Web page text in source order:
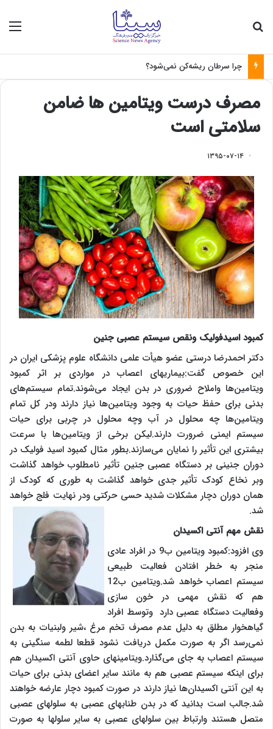
چرا سرطان ریشه‌کن نمی‌شود؟
مصرف درست ویتامین ها ضامن
سلامتی است
۱۳۹۵-۰۷-۱۴
کمبود اسیدفولیک ونقص سیستم عصبی جنین
دکتر احمدرضا درستی عضو هیأت علمی دانشگاه علوم پزشکی ایران در
این خصوص گفت:بیماریهای اعصاب در مواردی بر اثر کمبود
ویتامین‌ها واملاح ضروری در بدن ایجاد می‌شوند.تمام سیستم‌های
بدنی برای حفظ حیات به وجود ویتامین‌ها نیاز دارند ودر کل تمام
ویتامین‌ها چه محلول در آب وچه محلول در چربی برای حیات
سیستم ایمنی ضرورت دارند.لیکن برخی از ویتامین‌ها با سرعت
بیشتری این تأثیر را نمایان می‌سازند.بطور مثال کمبود اسید فولیک در
دوران جنینی بر دستگاه عصبی جنین تأثیر نامطلوب خواهد گذاشت
وبر نخاع کودک تأثیر جدی خواهد گذاشت به طوری که کودک از
همان دوران دچار مشکلات شدید حسی حرکتی ودر نهایت فلج خواهد
شد.
نقش مهم آنتی اکسیدان
وی افزود:کمبود ویتامین ب9 در افراد عادی
منجر به خطر افتادن فعالیت طبیعی
سیستم اعصاب خواهد شد.ویتامین ب12
هم که نقش مهمی در خون سازی
وفعالیت دستگاه عصبی دارد وتوسط افراد
گیاهخوار مطلق به دلیل عدم مصرف تخم مرغ ،شیر ولبنیات به بدن
نمی‌رسد اگر به صورت مکمل دریافت نشود قطعا لطمه سنگینی به
سیستم اعصاب به جای می‌گذارد.ویتامینهای حاوی آنتی اکسیدان هم
برای اینکه سیستم عصبی هم به مانند سایر اعضای بدنی برای حیات
به این آنتی اکسیدان‌ها نیاز دارند در صورت کمبود دچار عارضه خواهند
شد.جالب است بدانید که در بدن طنابهای عصبی به سلولهای عصبی
متصل هستند وارتباط بین سلولهای عصبی به سایر سلولها به صورت